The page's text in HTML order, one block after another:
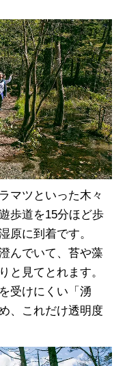
マツといった木々
歩道を15分ほど歩
原に到着です。
んでいて、苔や藻
と見てとれます。
受けにくい「湧
、これだけ透明度